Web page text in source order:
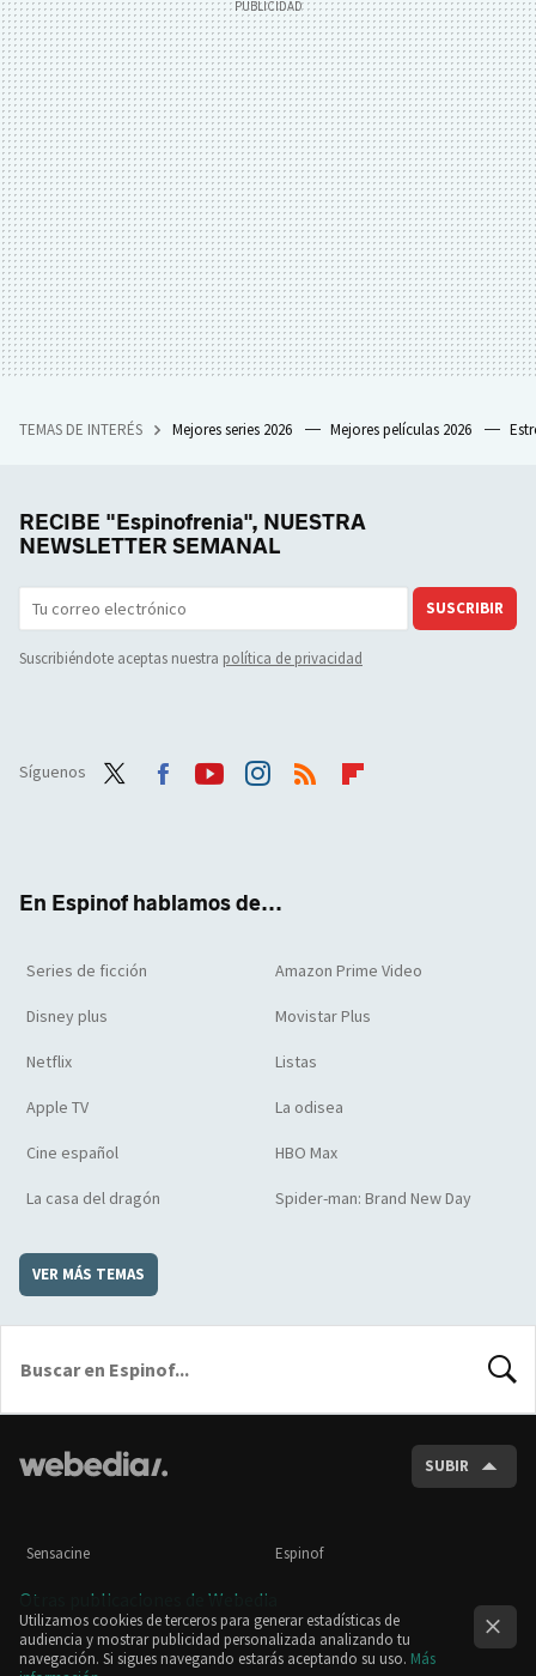
TEMAS DE INTERÉS Mejores series 2026 Mejores películas 2026
RECIBE "Espinofrenia", NUESTRA
NEWSLETTER SEMANAL
SUSCRIBIR
Suscribiéndote aceptas nuestra política de privacidad
Síguenos
En Espinof hablamos de...
Series de ficción Amazon Prime Video
Disney plus Movistar Plus
Netflix Listas
Apple TV La odisea
Cine español HBO Max
La casa del dragón Spider-man: Brand New Day
VER MÁS TEMAS
SUBIR
Sensacine Espinof
Otras publicaciones de Webedia
Utilizamos cookies de terceros para generar estadísticas de
audiencia y mostrar publicidad personalizada analizando tu
navegación. Si sigues navegando estarás aceptando su uso. Más